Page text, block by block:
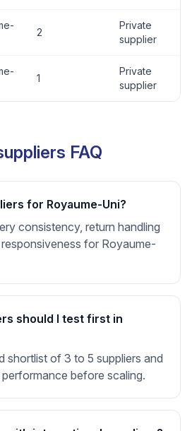
2
Private
supplier
1
Private
supplier
FAQ
for Royaume-Uni?
consistency, return handling
for Royaume-
should I test first in
shortlist of 3 to 5 suppliers and
before scaling.